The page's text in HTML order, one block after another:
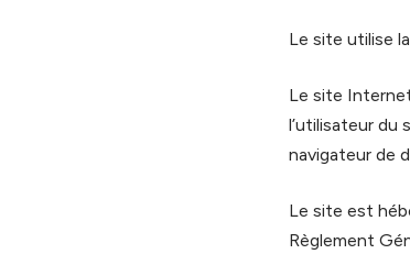
Le site utilise
Le site
l’utilisateur du
navigateur de
Le site est
Règlement